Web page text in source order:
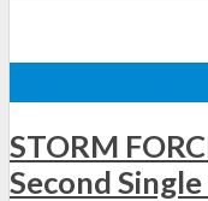
STORM
Second